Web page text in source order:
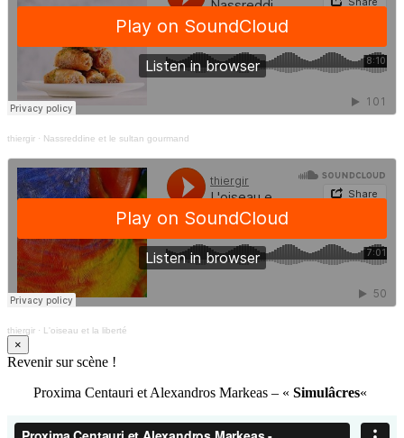
thiergir · Nassreddine et le sultan gourmand
thiergir · L'oiseau et la liberté
×
Revenir sur scène !
Proxima Centauri et Alexandros Markeas – « Simulâcres«